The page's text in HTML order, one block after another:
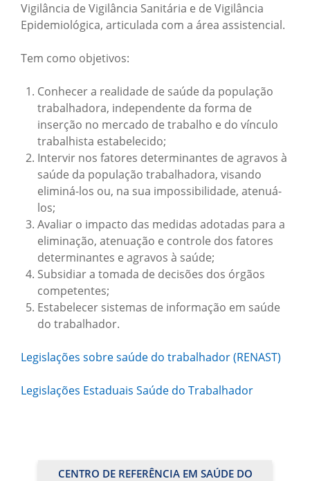
Vigilância de Vigilância Sanitária e de Vigilância
Epidemiológica, articulada com a área assistencial.
Tem como objetivos:
Conhecer a realidade de saúde da população
trabalhadora, independente da forma de
inserção no mercado de trabalho e do vínculo
trabalhista estabelecido;
Intervir nos fatores determinantes de agravos à
saúde da população trabalhadora, visando
eliminá-los ou, na sua impossibilidade, atenuá-
los;
Avaliar o impacto das medidas adotadas para a
eliminação, atenuação e controle dos fatores
determinantes e agravos à saúde;
Subsidiar a tomada de decisões dos órgãos
competentes;
Estabelecer sistemas de informação em saúde
do trabalhador.
Legislações sobre saúde do trabalhador (RENAST)
Legislações Estaduais Saúde do Trabalhador
CENTRO DE REFERÊNCIA EM SAÚDE DO